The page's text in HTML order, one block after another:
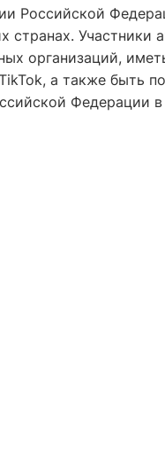
Российской
странах.
организаций,
а также быть
Федерации